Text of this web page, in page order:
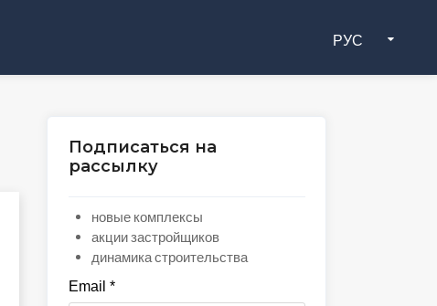
РУС
Подписаться на
рассылку
новые комплексы
акции застройщиков
динамика строительства
Email *